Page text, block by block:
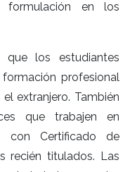
formulación en los
los estudiantes
profesional
extranjero. También
que trabajen en
con Certificado de
recién titulados. Las